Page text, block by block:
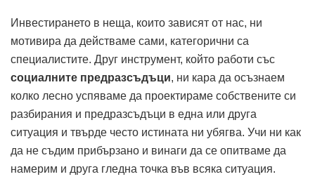
Инвестирането в неща, които зависят от нас, ни
мотивира да действаме сами, категорични са
специалистите. Друг инструмент, който работи със
социалните предразсъдъци, ни кара да осъзнаем
колко лесно успяваме да проектираме собствените си
разбирания и предразсъдъци в една или друга
ситуация и твърде често истината ни убягва. Учи ни как
да не съдим прибързано и винаги да се опитваме да
намерим и друга гледна точка във всяка ситуация.